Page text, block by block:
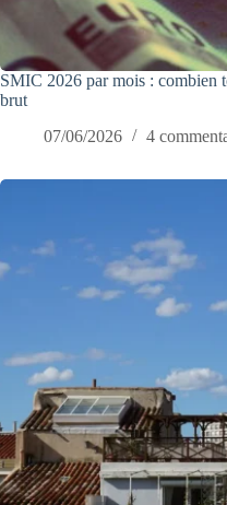
SMIC 2026 par mois : combien
brut
07/06/2026
4